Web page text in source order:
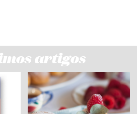
artigos